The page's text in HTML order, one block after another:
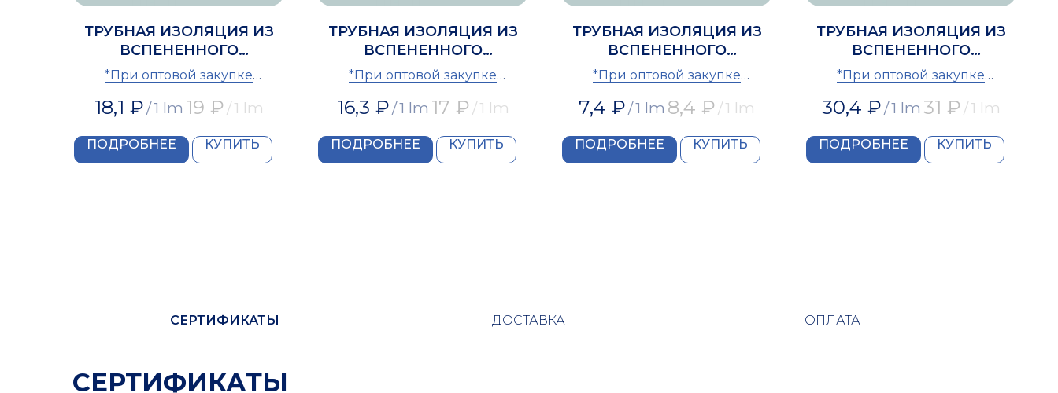
ТРУБНАЯ ИЗОЛЯЦИЯ ИЗ
ВСПЕНЕННОГО
ПОЛИЭТИЛЕНА IZOMIR 48
*При оптовой закупке
18,1 ₽/1 lm19 ₽/1 lm
ПОДРОБНЕЕ КУПИТЬ
ТРУБНАЯ ИЗОЛЯЦИЯ ИЗ
ВСПЕНЕННОГО
ПОЛИЭТИЛЕНА IZOMIR 42
*При оптовой закупке
16,3 ₽/1 lm17 ₽/1 lm
ПОДРОБНЕЕ КУПИТЬ
ТРУБНАЯ ИЗОЛЯЦИЯ ИЗ
ВСПЕНЕННОГО
ПОЛИЭТИЛЕНА IZOMIR 28
*При оптовой закупке
7,4 ₽/1 lm 8,4 ₽/1 lm
ПОДРОБНЕЕ КУПИТЬ
ТРУБНАЯ ИЗОЛЯЦИЯ ИЗ
ВСПЕНЕННОГО
ПОЛИЭТИЛЕНА IZOMIR 76
*При оптовой закупке
30,4 ₽/1 lm31 ₽/1 lm
ПОДРОБНЕЕ КУПИТЬ
СЕРТИФИКАТЫ ДОСТАВКА ОПЛАТА
СЕРТИФИКАТЫ